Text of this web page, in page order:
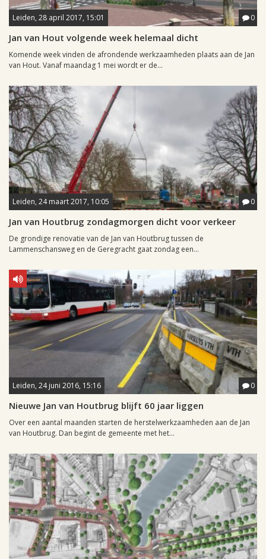
Leiden, 28 april 2017, 15:01 0
Jan van Hout volgende week helemaal dicht
Komende week vinden de afrondende werkzaamheden plaats aan de Jan
van Hout. Vanaf maandag 1 mei wordt er de...
Leiden, 24 maart 2017, 10:05 0
Jan van Houtbrug zondagmorgen dicht voor verkeer
De grondige renovatie van de Jan van Houtbrug tussen de
Lammenschansweg en de Geregracht gaat zondag een...
Leiden, 24 juni 2016, 15:16 0
Nieuwe Jan van Houtbrug blijft 60 jaar liggen
Over een aantal maanden starten de herstelwerkzaamheden aan de Jan
van Houtbrug. Dan begint de gemeente met het...